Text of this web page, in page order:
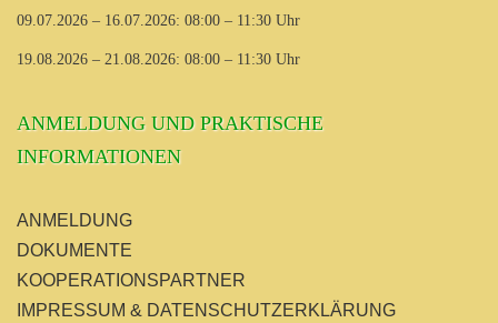
09.07.2026 – 16.07.2026: 08:00 – 11:30 Uhr
19.08.2026 – 21.08.2026: 08:00 – 11:30 Uhr
ANMELDUNG UND PRAKTISCHE
INFORMATIONEN
ANMELDUNG
DOKUMENTE
KOOPERATIONSPARTNER
IMPRESSUM & DATENSCHUTZERKLÄRUNG